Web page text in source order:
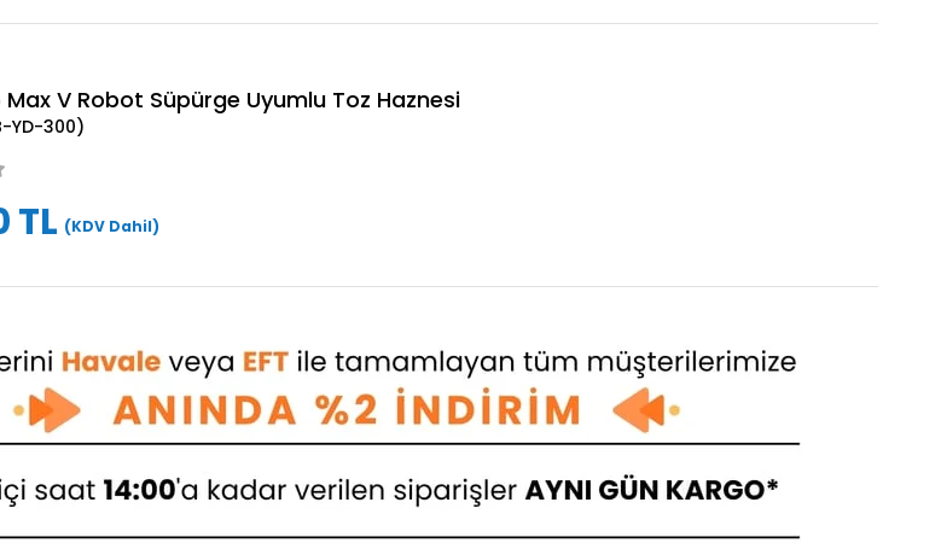
V Robot Süpürge Uyumlu Toz Haznesi
YD-300)
TL (KDV Dahil)